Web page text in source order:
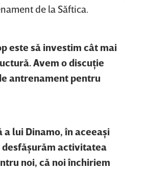
de la Săftica.
este să investim cât mai
Avem o discuţie
antrenament pentru
a lui Dinamo, în aceeaşi
desfăşurăm activitatea
noi, că noi închiriem